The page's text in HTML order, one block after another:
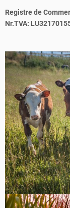
Registre de
Nr.TVA: